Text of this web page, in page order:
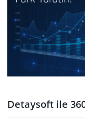
Detaysoft ile